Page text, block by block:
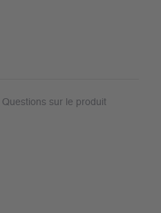
Questions sur le produit